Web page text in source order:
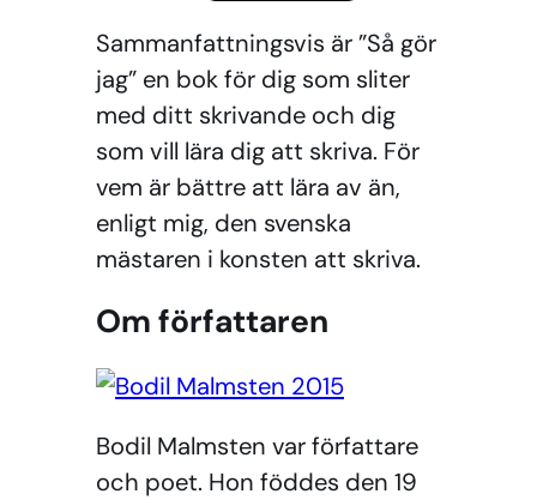
Sammanfattningsvis är ”Så gör
jag” en bok för dig som sliter
med ditt skrivande och dig
som vill lära dig att skriva. För
vem är bättre att lära av än,
enligt mig, den svenska
mästaren i konsten att skriva.
Om författaren
Bodil Malmsten var författare
och poet. Hon föddes den 19